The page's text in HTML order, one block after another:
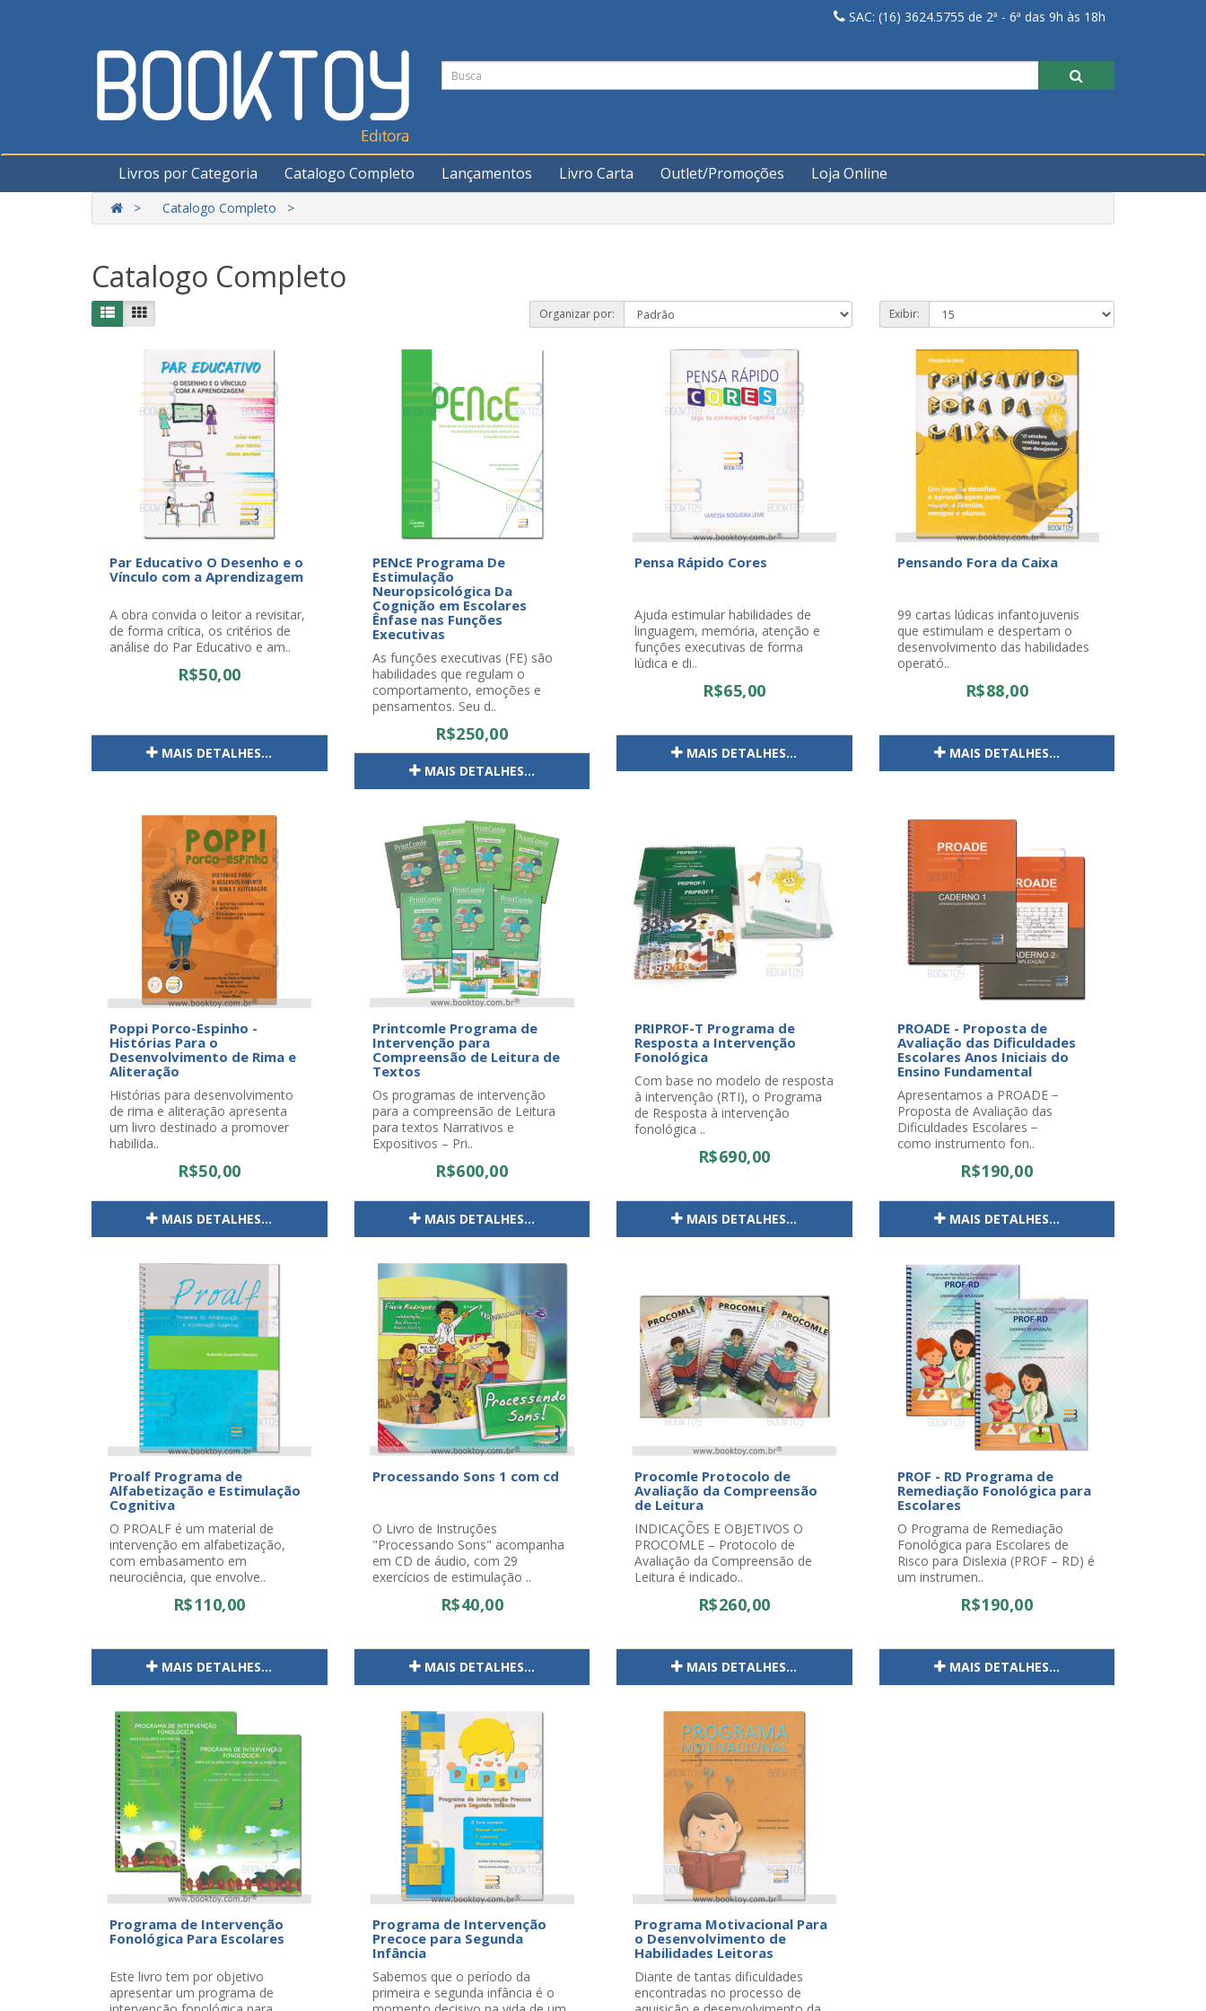
SAC: (16) 3624.5755 de 2ª - 6ª das 9h às 18h
Livros por Categoria Catalogo Completo Lançamentos Livro Carta Outlet/Promoções Loja Online
Catalogo Completo
Catalogo Completo
Organizar por: Exibir:
Par Educativo O Desenho e o
Vínculo com a Aprendizagem
A obra convida o leitor a revisitar,
de forma crítica, os critérios de
análise do Par Educativo e am..
R$50,00
MAIS DETALHES...
PENcE Programa De
Estimulação
Neuropsicológica Da
Cognição em Escolares
Ênfase nas Funções
Executivas
As funções executivas (FE) são
habilidades que regulam o
comportamento, emoções e
pensamentos. Seu d..
R$250,00
MAIS DETALHES...
Pensa Rápido Cores
Ajuda estimular habilidades de
linguagem, memória, atenção e
funções executivas de forma
lúdica e di..
R$65,00
MAIS DETALHES...
Pensando Fora da Caixa
99 cartas lúdicas infantojuvenis
que estimulam e despertam o
desenvolvimento das habilidades
operató..
R$88,00
MAIS DETALHES...
Poppi Porco-Espinho -
Histórias Para o
Desenvolvimento de Rima e
Aliteração
Histórias para desenvolvimento
de rima e aliteração apresenta
um livro destinado a promover
habilida..
R$50,00
MAIS DETALHES...
Printcomle Programa de
Intervenção para
Compreensão de Leitura de
Textos
Os programas de intervenção
para a compreensão de Leitura
para textos Narrativos e
Expositivos – Pri..
R$600,00
MAIS DETALHES...
PRIPROF-T Programa de
Resposta a Intervenção
Fonológica
Com base no modelo de resposta
à intervenção (RTI), o Programa
de Resposta à intervenção
fonológica ..
R$690,00
MAIS DETALHES...
PROADE - Proposta de
Avaliação das Dificuldades
Escolares Anos Iniciais do
Ensino Fundamental
Apresentamos a PROADE −
Proposta de Avaliação das
Dificuldades Escolares −
como instrumento fon..
R$190,00
MAIS DETALHES...
Proalf Programa de
Alfabetização e Estimulação
Cognitiva
O PROALF é um material de
intervenção em alfabetização,
com embasamento em
neurociência, que envolve..
R$110,00
MAIS DETALHES...
Processando Sons 1 com cd
O Livro de Instruções
"Processando Sons" acompanha
em CD de áudio, com 29
exercícios de estimulação ..
R$40,00
MAIS DETALHES...
Procomle Protocolo de
Avaliação da Compreensão
de Leitura
INDICAÇÕES E OBJETIVOS O
PROCOMLE – Protocolo de
Avaliação da Compreensão de
Leitura é indicado..
R$260,00
MAIS DETALHES...
PROF - RD Programa de
Remediação Fonológica para
Escolares
O Programa de Remediação
Fonológica para Escolares de
Risco para Dislexia (PROF – RD) é
um instrumen..
R$190,00
MAIS DETALHES...
Programa de Intervenção
Fonológica Para Escolares
Este livro tem por objetivo
apresentar um programa de
Programa de Intervenção
Precoce para Segunda
Infância
Sabemos que o período da
primeira e segunda infância é o
Programa Motivacional Para
o Desenvolvimento de
Habilidades Leitoras
Diante de tantas dificuldades
encontradas no processo de